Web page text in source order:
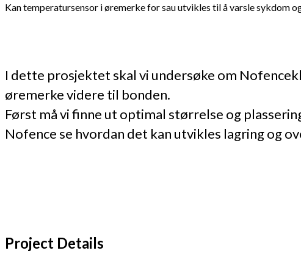
Kan temperatursensor i øremerke for sau utvikles til å varsle sykdom
I dette prosjektet skal vi undersøke om
øremerke videre til bonden.
Først må vi finne ut optimal størrelse og
Nofence se hvordan det kan utvikles lagring og
Project Details